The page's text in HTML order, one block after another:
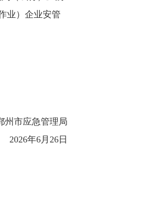
业 ）企业安管
州市应急管理局
2026年6月 26 日